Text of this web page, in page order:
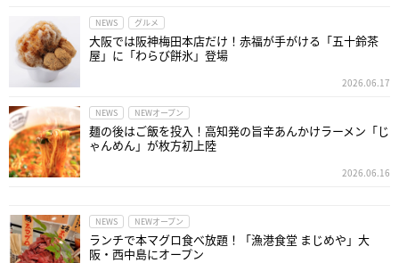
NEWS グルメ
大阪では阪神梅田本店だけ！赤福が手がける「五十鈴茶
屋」に「わらび餅氷」登場
2026.06.17
NEWS NEWオープン
麺の後はご飯を投入！高知発の旨辛あんかけラーメン「じ
ゃんめん」が枚方初上陸
2026.06.16
NEWS NEWオープン
ランチで本マグロ食べ放題！「漁港食堂 まじめや」大
阪・西中島にオープン